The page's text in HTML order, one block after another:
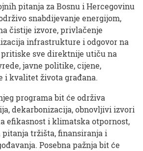
pitanja za Bosnu i Hercegovinu
snabdijevanje energijom,
čistije izvore, privlačenje
infrastrukture i odgovor na
sve direktnije utiču na
javne politike, cijene,
i kvalitet života građana.
programa bit će održiva
dekarbonizacija, obnovljivi izvori
efikasnost i klimatska otpornost,
tržišta, finansiranja i
Posebna pažnja bit će